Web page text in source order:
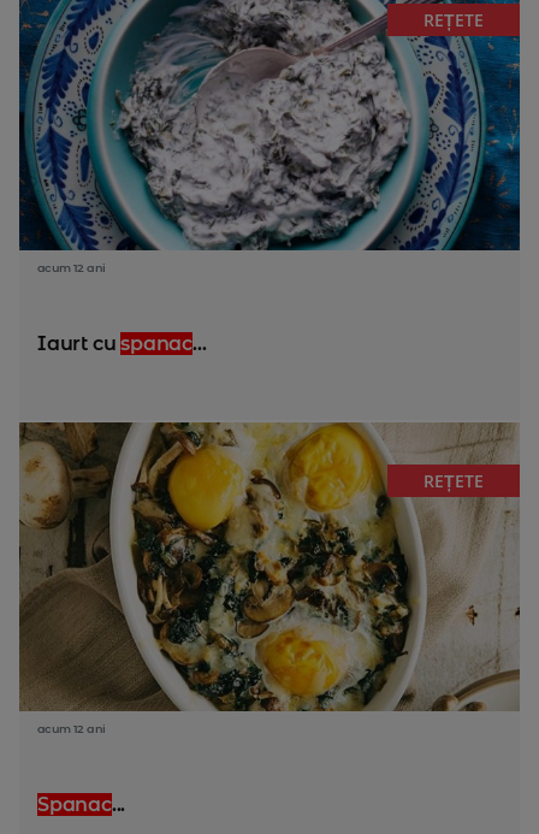
REȚETE
acum 12 ani
Iaurt cuspanac...
REȚETE
acum 12 ani
Spanac...